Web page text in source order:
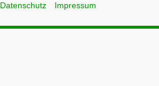
Datenschutz Impressum